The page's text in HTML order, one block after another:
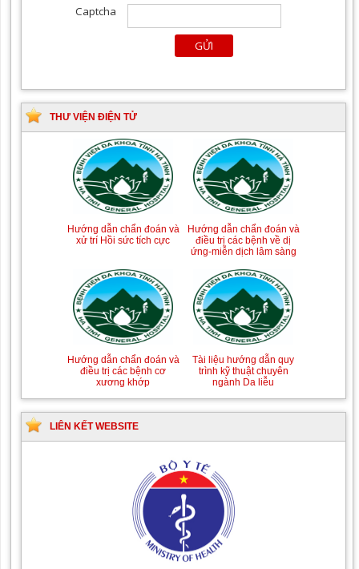
THƯ VIỆN ĐIỆN TỬ
Hướng dẫn chẩn đoán và
xử trí Hồi sức tích cực
Hướng dẫn chẩn đoán và
điều trị các bệnh về dị
ứng-miễn dịch lâm sàng
Hướng dẫn chẩn đoán và
điều trị các bệnh cơ
xương khớp
Tài liệu hướng dẫn quy
trình kỹ thuật chuyên
ngành Da liễu
LIÊN KẾT WEBSITE